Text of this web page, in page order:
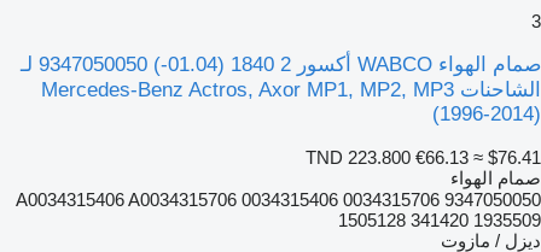
3
صمام الهواء WABCO أكسور 2 1840 (01.04-) 9347050050 لـ
الشاحنات Mercedes-Benz Actros, Axor MP1, MP2, MP3
(1996-2014)
TND 223.800 €66.13 ≈ $76.41
صمام الهواء
9347050050 A0034315406 A0034315706 0034315406 0034315706
1505128 341420 1935509
ديزل / مازوت